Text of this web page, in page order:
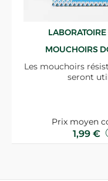
MOUCHOIRS
Les mouchoirs
seront
Prix moyen
1,99 €